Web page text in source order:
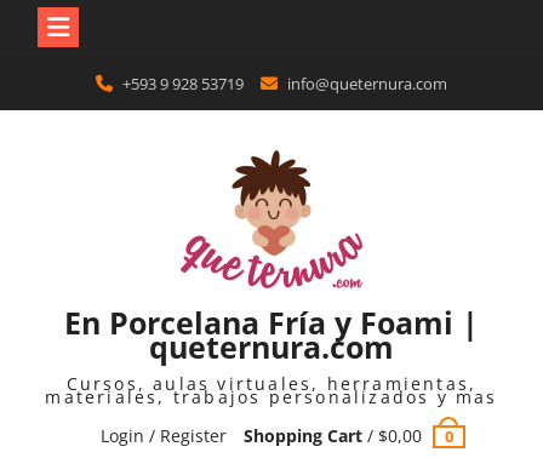
content
+593 9 928 53719 info@queternura.com
En Porcelana Fría y Foami |
queternura.com
Cursos, aulas virtuales, herramientas,
materiales, trabajos personalizados y mas
Login / Register
Shopping Cart/ $0,00 0